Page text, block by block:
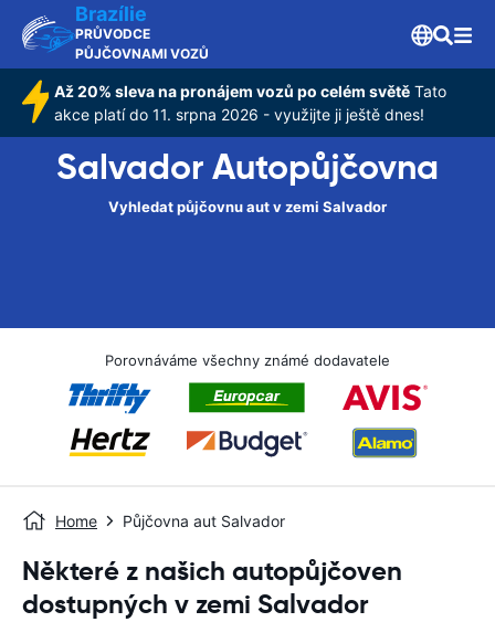
Brazílie
PRŮVODCE
PŮJČOVNAMI VOZŮ
Až 20% sleva na pronájem vozů po celém světě Tato
akce platí do 11. srpna 2026 - využijte ji ještě dnes!
Salvador Autopůjčovna
Vyhledat půjčovnu aut v zemi Salvador
Porovnáváme všechny známé dodavatele
Home Půjčovna aut Salvador
Některé z našich autopůjčoven
dostupných v zemi Salvador